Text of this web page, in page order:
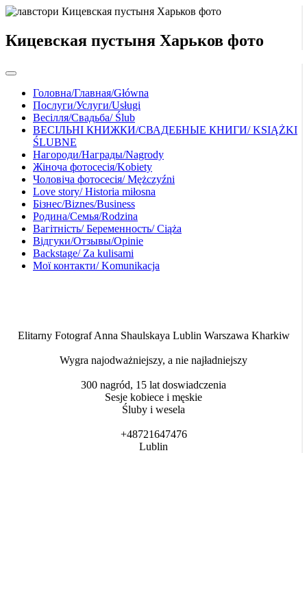
Кицевская пустыня Харьков фото
Головна/Главная/Główna
Послуги/Услуги/Usługi
Весілля/Свадьба/ Ślub
ВЕСІЛЬНІ КНИЖКИ/СВАДЕБНЫЕ КНИГИ/ KSIĄŻKI
ŚLUBNE
Нагороди/Награды/Nagrody
Жіноча фотосесія/Kobiety
Чоловіча фотосесія/ Mężczyźni
Love story/ Historia miłosna
Бізнес/Biznes/Business
Родина/Семья/Rodzina
Вагітність/ Беременность/ Ciąża
Відгуки/Отзывы/Opinie
Backstage/ Za kulisami
Мої контакти/ Komunikacja
Elitarny Fotograf Anna Shaulskaya Lublin Warszawa Kharkiw
Wygra najodważniejszy, a nie najładniejszy
300 nagród, 15 lat doswiadczenia
Sesje kobiece i męskie
Śluby i wesela
+48721647476
Lublin